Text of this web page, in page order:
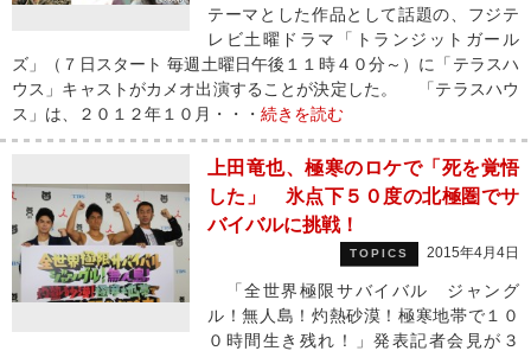
テーマとした作品として話題の、フジテ
レビ土曜ドラマ「トランジットガール
ズ」（７日スタート 毎週土曜日午後１１時４０分～）に「テラスハ
ウス」キャストがカメオ出演することが決定した。 「テラスハウ
ス」は、２０１２年１０月・・・ 続きを読む
上田竜也、極寒のロケで「死を覚悟
した」 氷点下５０度の北極圏でサ
バイバルに挑戦！
TOPICS 2015年4月4日
「全世界極限サバイバル ジャング
ル！無人島！灼熱砂漠！極寒地帯で１０
０時間生き残れ！」発表記者会見が３